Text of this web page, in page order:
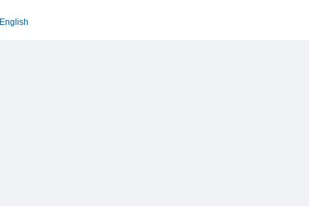
English